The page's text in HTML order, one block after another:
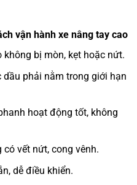
vận hành xe nâng tay cao
bị mòn, kẹt hoặc nứt.
phải nằm trong giới hạn
hoạt động tốt, không
vết nứt, cong vênh.
dễ điều khiển.